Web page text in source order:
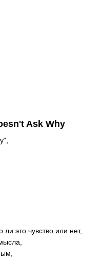
Ask Why
это чувство или нет,